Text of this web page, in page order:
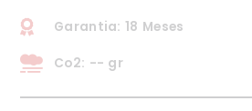
Garantia: 18 Meses
Co2: -- gr